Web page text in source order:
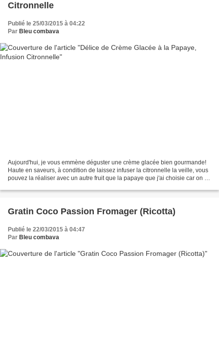
Citronnelle
Publié le 25/03/2015 à 04:22
Par Bleu combava
Aujourd'hui, je vous emmène déguster une crème glacée bien gourmande!
Haute en saveurs, à condition de laissez infuser la citronnelle la veille, vous
pouvez la réaliser avec un autre fruit que la papaye que j'ai choisie car on en
Gratin Coco Passion Fromager (Ricotta)
Publié le 22/03/2015 à 04:47
Par Bleu combava